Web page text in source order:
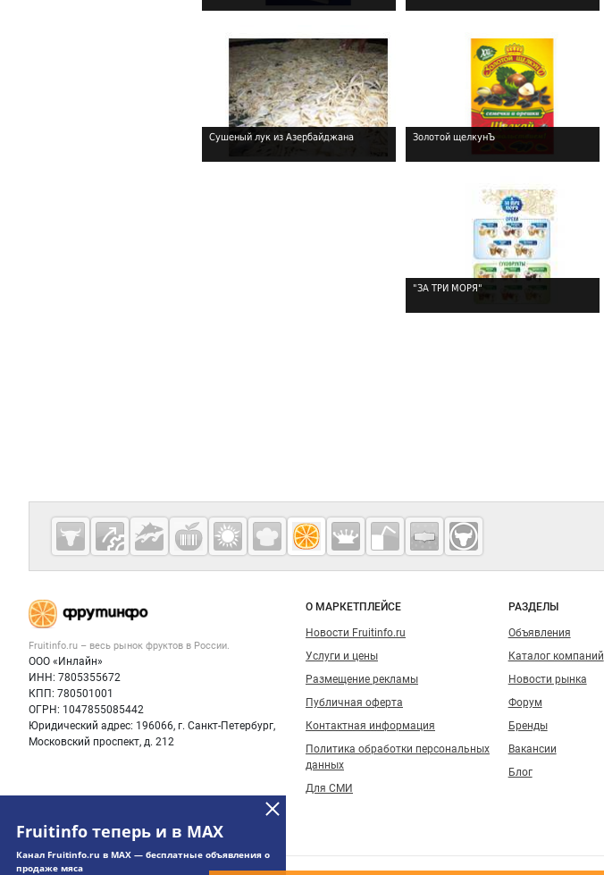
Сушеный лук из Азербайджана Золотой щелкунЪ
"ЗА ТРИ МОРЯ"
Fruitinfo теперь и в MAX
Канал Fruitinfo.ru в MAX — бесплатные объявления о
продаже мяса
Дополнительная информация
Cсылки на полезные проекты
Fruitinfo.ru
— рынок
фруктов
Важные разделы и контакты
Fruitinfo.ru – весь рынок фруктов в России.
ООО «Инлайн»
ИНН: 7805355672
КПП: 780501001
ОГРН: 1047855085442
Юридический адрес: 196066, г. Санкт-Петербург,
Московский проспект, д. 212
Навигация по сайту
О МАРКЕТПЛЕЙСЕ
Новости Fruitinfo.ru
Услуги и цены
Размещение рекламы
Публичная оферта
Контактная информация
Политика обработки персональных
данных
Для СМИ
РАЗДЕЛЫ
Объявления
Каталог компаний
Новости рынка
Форум
Бренды
Вакансии
Блог